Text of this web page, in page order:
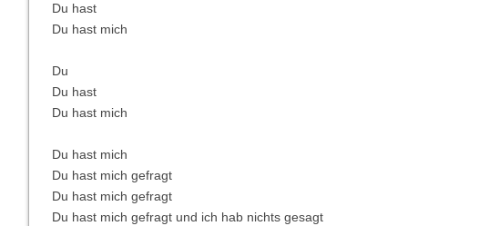
Blind Guardian
Все песни
Du hast
Du hast mich
Du
Du hast
Du hast mich
Du hast mich
Du hast mich gefragt
Du hast mich gefragt
Du hast mich gefragt und ich hab nichts gesagt